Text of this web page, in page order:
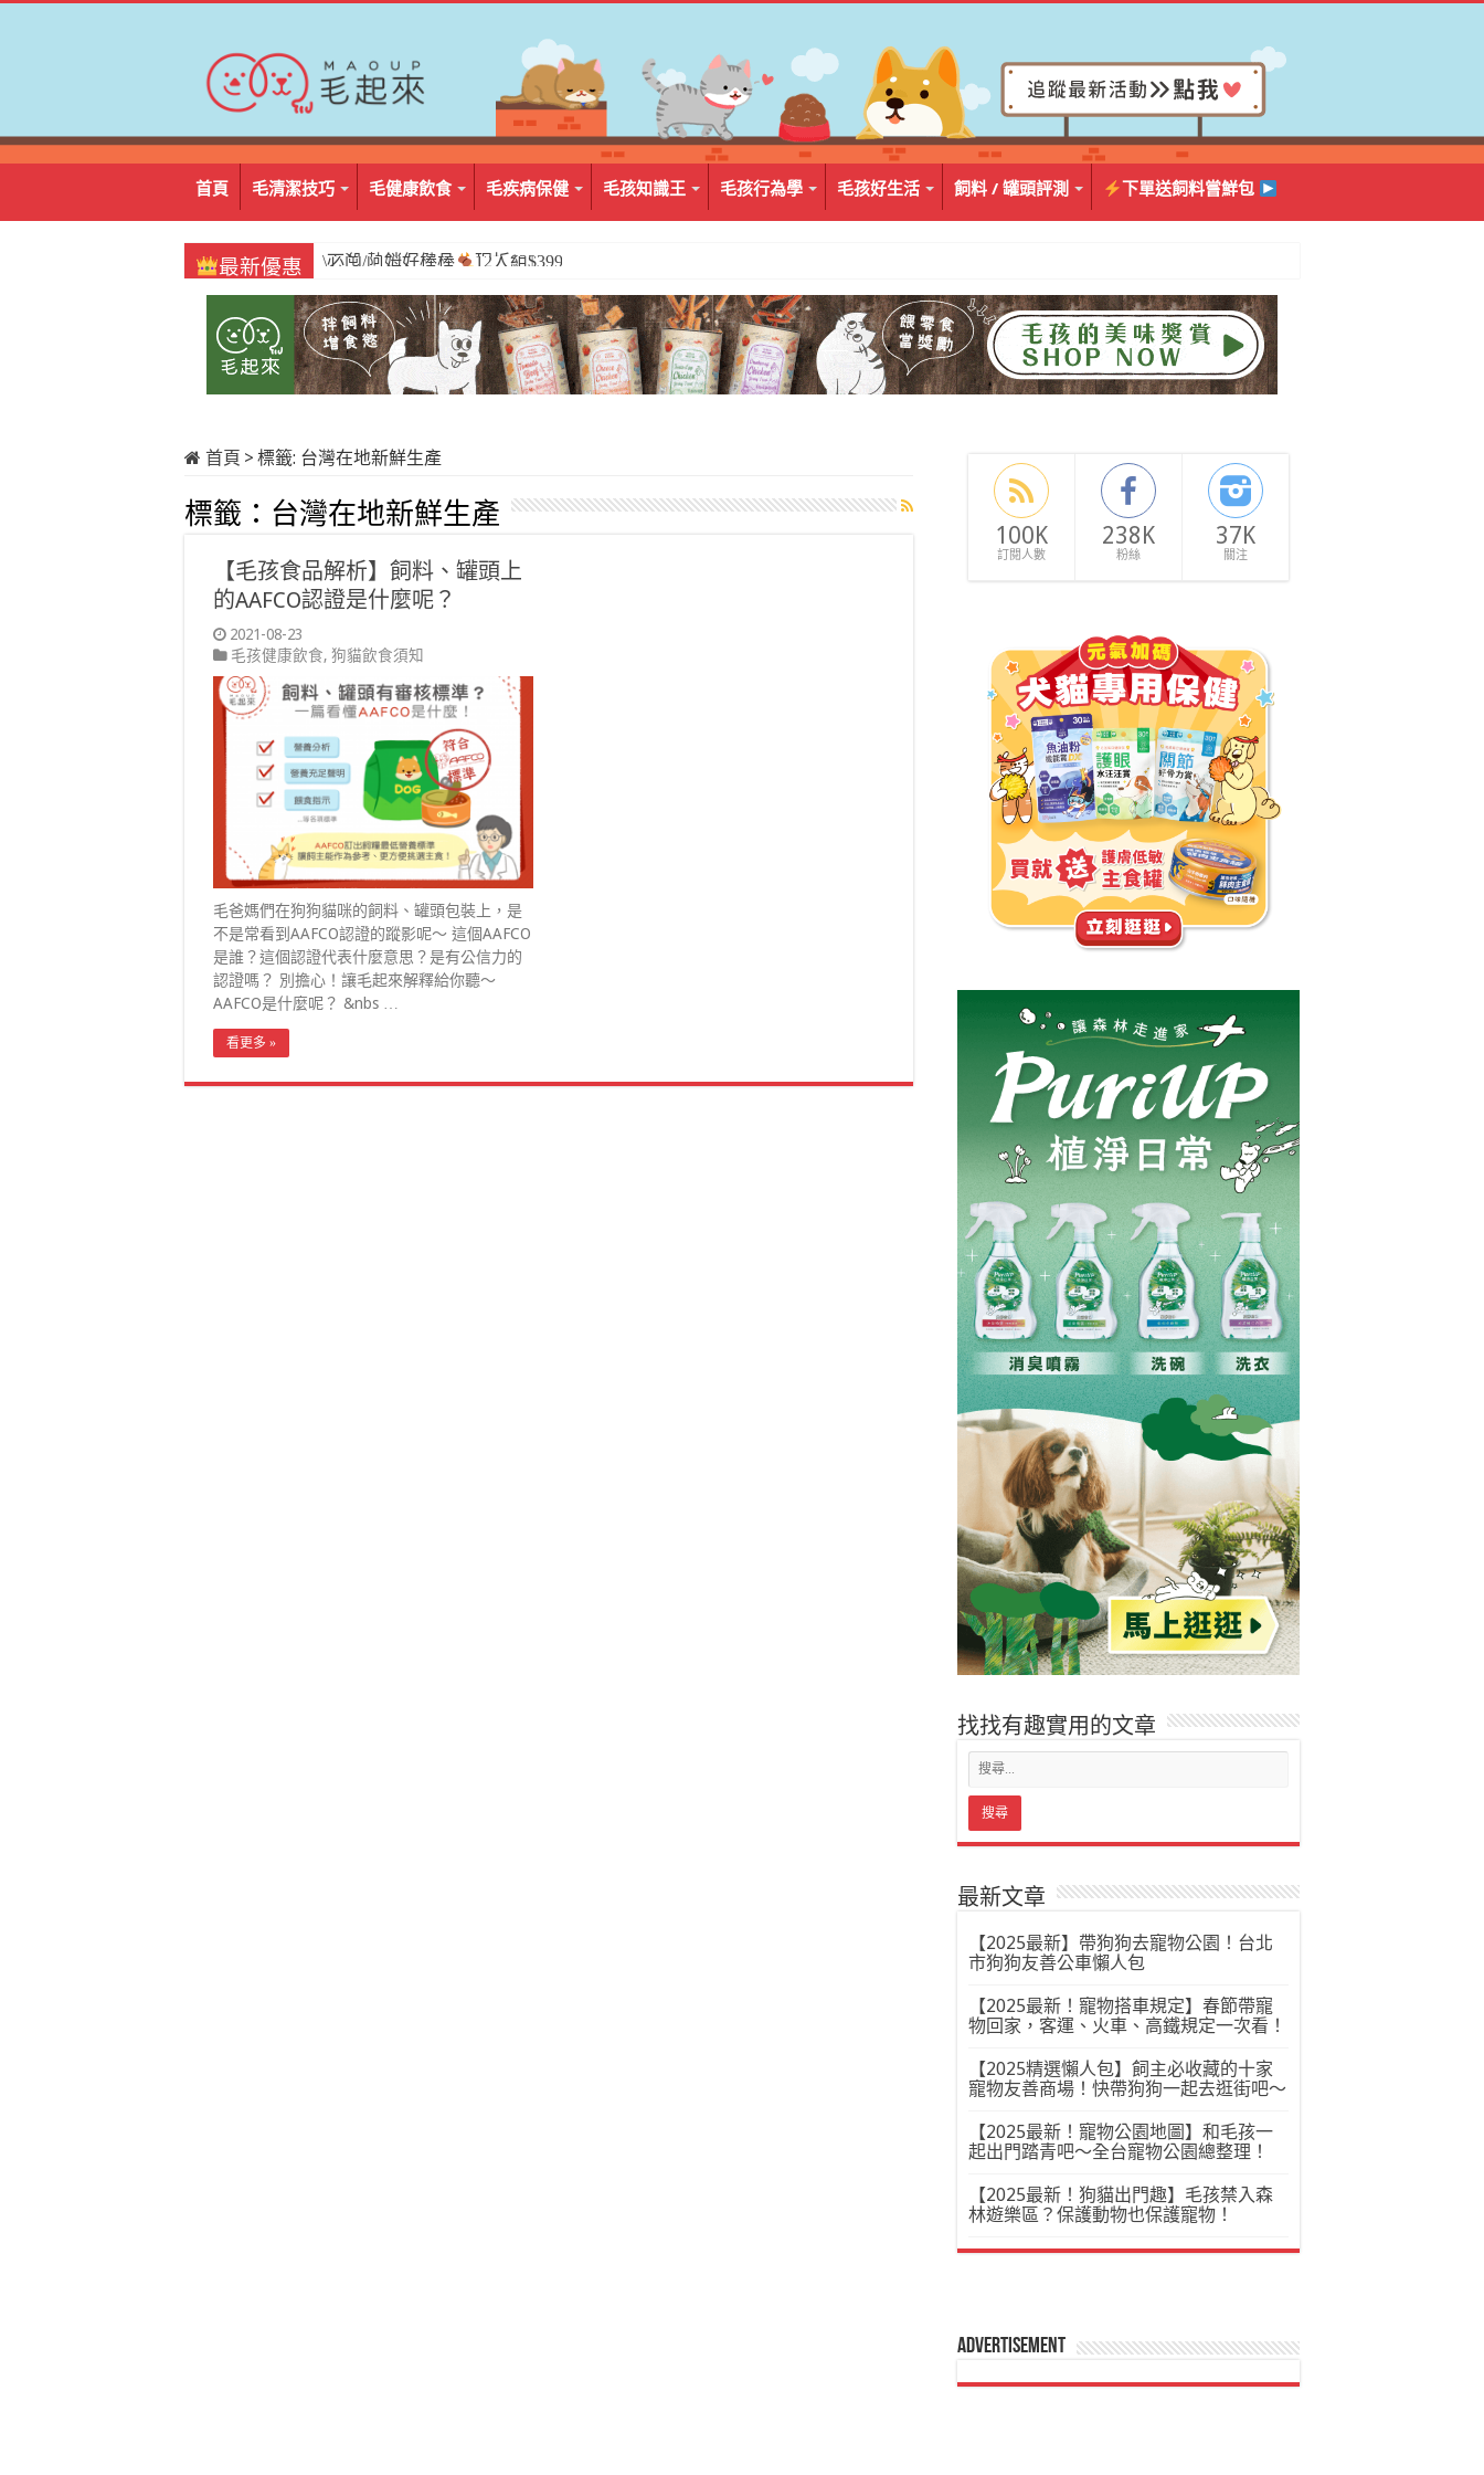
首頁 毛清潔技巧 毛健康飲食 毛疾病保健 毛孩知識王 毛孩行為學 毛孩好生活 飼料 / 罐頭評測 下單送飼料嘗鮮包
最新優惠 \必囤/阿姆好棒棒 12入組$399
首頁 > 標籤: 台灣在地新鮮生產
標籤： 台灣在地新鮮生產
【毛孩食品解析】飼料、罐頭上
的AAFCO認證是什麼呢？
2021-08-23
毛孩健康飲食, 狗貓飲食須知
毛爸媽們在狗狗貓咪的飼料、罐頭包裝上，是
不是常看到AAFCO認證的蹤影呢～ 這個AAFCO
是誰？這個認證代表什麼意思？是有公信力的
認證嗎？ 別擔心！讓毛起來解釋給你聽～
AAFCO是什麼呢？ &nbs …
看更多 »
100K
訂閱人數
238K
粉絲
37K
關注
找找有趣實用的文章
最新文章
【2025最新】帶狗狗去寵物公園！台北
市狗狗友善公車懶人包
【2025最新！寵物搭車規定】春節帶寵
物回家，客運、火車、高鐵規定一次看！
【2025精選懶人包】飼主必收藏的十家
寵物友善商場！快帶狗狗一起去逛街吧～
【2025最新！寵物公園地圖】和毛孩一
起出門踏青吧～全台寵物公園總整理！
【2025最新！狗貓出門趣】毛孩禁入森
林遊樂區？保護動物也保護寵物！
Advertisement